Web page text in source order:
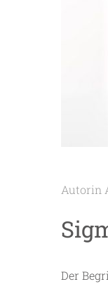
Autorin
Der